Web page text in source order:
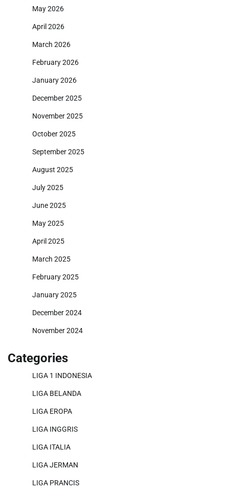
May 2026
April 2026
March 2026
February 2026
January 2026
December 2025
November 2025
October 2025
September 2025
August 2025
July 2025
June 2025
May 2025
April 2025
March 2025
February 2025
January 2025
December 2024
November 2024
Categories
LIGA 1 INDONESIA
LIGA BELANDA
LIGA EROPA
LIGA INGGRIS
LIGA ITALIA
LIGA JERMAN
LIGA PRANCIS